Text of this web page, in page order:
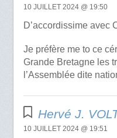
10 JUILLET 2024 @ 19:50
D’accordissime avec
Je préfère me to ce
Grande Bretagne les
l’Assemblée dite
Hervé J.
10 JUILLET 2024 @ 19:51